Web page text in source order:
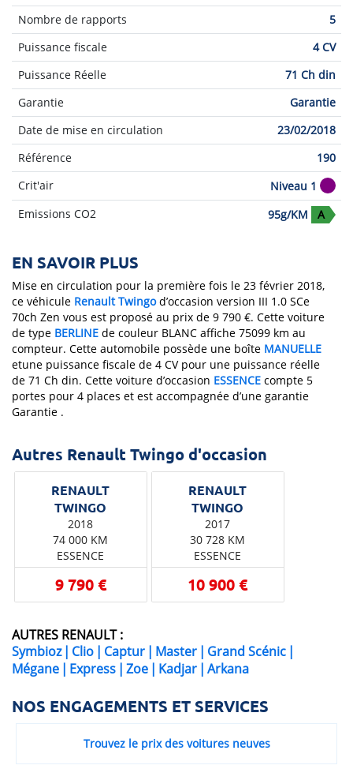
Nombre de rapports
5
Puissance fiscale
4 CV
Puissance Réelle
71 Ch din
Garantie
Garantie
Date de mise en circulation
23/02/2018
Référence
190
Crit'air
Niveau 1
Emissions CO2
95g/KM A
EN SAVOIR PLUS
Mise en circulation pour la première fois le 23 février 2018,
ce véhicule Renault Twingod’occasion version III 1.0 SCe
70ch Zen vous est proposé au prix de 9 790 €. Cette voiture
de type BERLINE de couleur BLANC affiche 75099 km au
compteur. Cette automobile possède une boîte MANUELLE
etune puissance fiscale de 4 CV pour une puissance réelle
de 71 Ch din. Cette voiture d’occasion ESSENCE compte 5
portes pour 4 places et est accompagnée d’une garantie
Garantie .
Autres Renault Twingo d'occasion
RENAULT
2018
74 000 KM
ESSENCE
9 790 €
RENAULT
2017
30 728 KM
ESSENCE
10 900 €
AUTRES RENAULT :
Symbioz | Clio | Captur | Master | Grand Scénic |
Mégane | Express | Zoe | Kadjar | Arkana
NOS ENGAGEMENTS ET SERVICES
Trouvez le prix des voitures neuves